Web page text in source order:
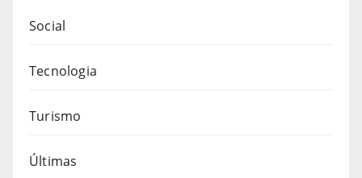
Social
Tecnologia
Turismo
Últimas